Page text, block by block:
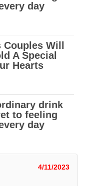
4/11/2023